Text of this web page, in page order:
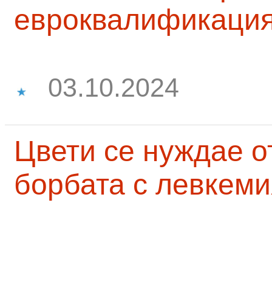
03.10.2024
Цвети се нуждае
борбата с